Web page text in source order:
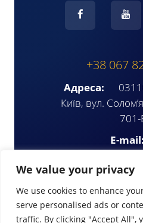
We value your privacy
We use cookies to enhance
serve personalised ads or
traffic. By clicking "Accept All",
+38 067
Адреса:
Київ, вул.
E-mail: